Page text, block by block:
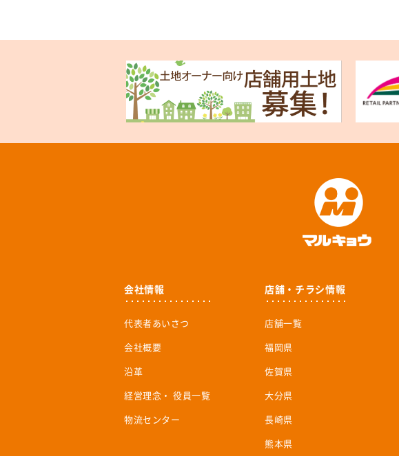
会社情報
代表者あいさつ
会社概要
沿革
経営理念・ 役員一覧
物流センター
店舗・チラシ情報
店舗一覧
福岡県
佐賀県
大分県
長崎県
熊本県